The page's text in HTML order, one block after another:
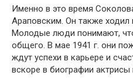
Именно в это время
Араповским. Он также ходил
Молодые люди понимают,
общего. В мае 1941 г. они
ждут успехи в карьере и
вскоре в биографии актрисы